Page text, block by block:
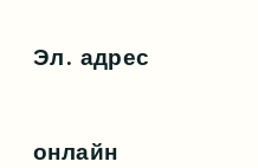
Эл. адрес
онлайн